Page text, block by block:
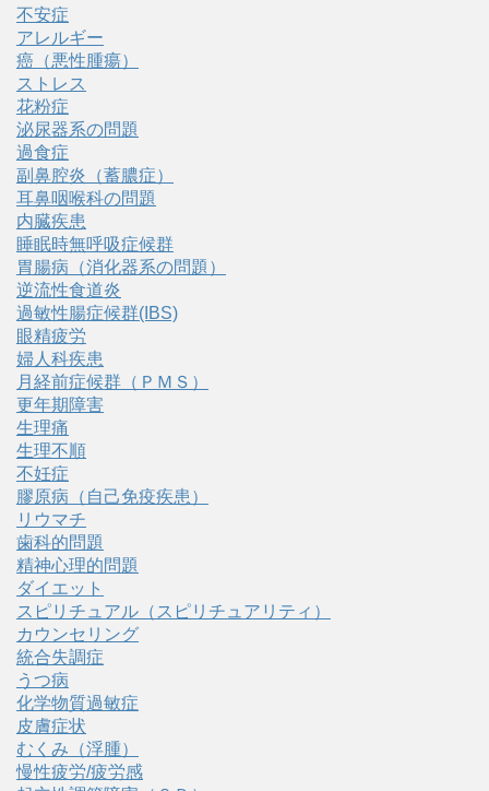
不安症
アレルギー
癌（悪性腫瘍）
ストレス
花粉症
泌尿器系の問題
過食症
副鼻腔炎（蓄膿症）
耳鼻咽喉科の問題
内臓疾患
睡眠時無呼吸症候群
胃腸病（消化器系の問題）
逆流性食道炎
過敏性腸症候群(IBS)
眼精疲労
婦人科疾患
月経前症候群（ＰＭＳ）
更年期障害
生理痛
生理不順
不妊症
膠原病（自己免疫疾患）
リウマチ
歯科的問題
精神心理的問題
ダイエット
スピリチュアル（スピリチュアリティ）
カウンセリング
統合失調症
うつ病
化学物質過敏症
皮膚症状
むくみ（浮腫）
慢性疲労/疲労感